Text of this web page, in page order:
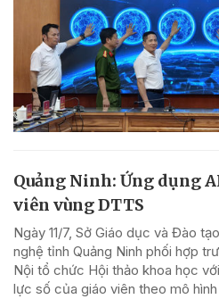
Quảng Ninh: Ứng dụng
viên vùng DTTS
Ngày 11/7, Sở Giáo dục và Đào
nghệ tỉnh Quảng Ninh phối hợp
Nội tổ chức Hội thảo khoa học
lực số của giáo viên theo mô